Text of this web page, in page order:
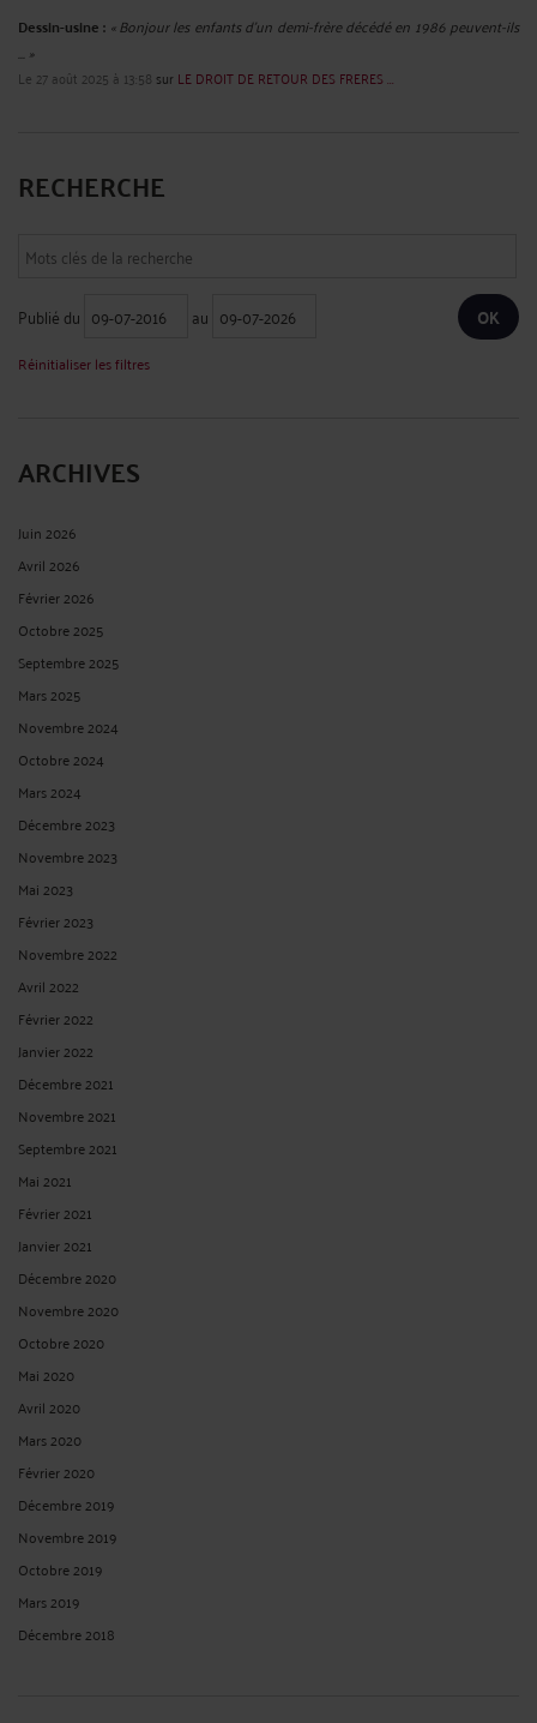
Dessin-usine : « Bonjour les enfants d'un demi-frère décédé en 1986 peuvent-ils
... »
Le 27 août 2025 à 13:58 sur LE DROIT DE RETOUR DES FRERES ...
RECHERCHE
Publié du au
Réinitialiser les filtres
ARCHIVES
Juin 2026
Avril 2026
Février 2026
Octobre 2025
Septembre 2025
Mars 2025
Novembre 2024
Octobre 2024
Mars 2024
Décembre 2023
Novembre 2023
Mai 2023
Février 2023
Novembre 2022
Avril 2022
Février 2022
Janvier 2022
Décembre 2021
Novembre 2021
Septembre 2021
Mai 2021
Février 2021
Janvier 2021
Décembre 2020
Novembre 2020
Octobre 2020
Mai 2020
Avril 2020
Mars 2020
Février 2020
Décembre 2019
Novembre 2019
Octobre 2019
Mars 2019
Décembre 2018